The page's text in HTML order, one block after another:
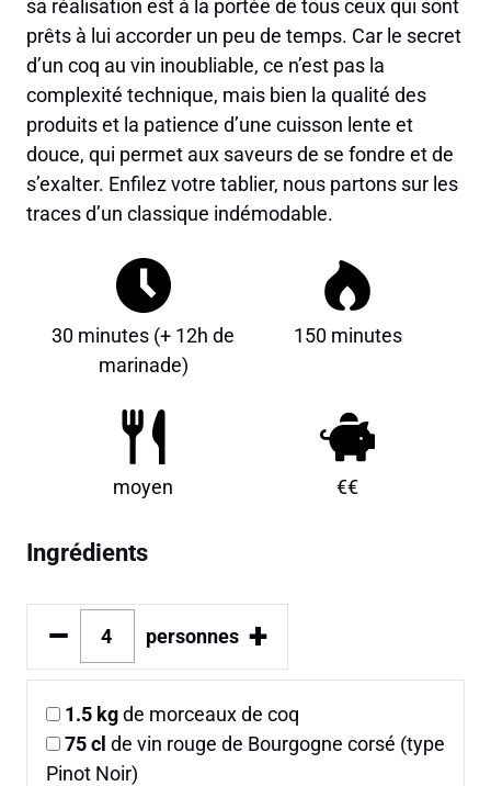
sa réalisation est à la portée de tous ceux qui sont
prêts à lui accorder un peu de temps. Car le secret
d’un coq au vin inoubliable, ce n’est pas la
complexité technique, mais bien la qualité des
produits et la patience d’une cuisson lente et
douce, qui permet aux saveurs de se fondre et de
s’exalter. Enfilez votre tablier, nous partons sur les
traces d’un classique indémodable.
30 minutes (+ 12h de
marinade)
150 minutes
moyen €€
Ingrédients
– personnes +
1.5 kgde morceaux de coq
75cl de vin rouge de Bourgogne corsé (type
Pinot Noir)